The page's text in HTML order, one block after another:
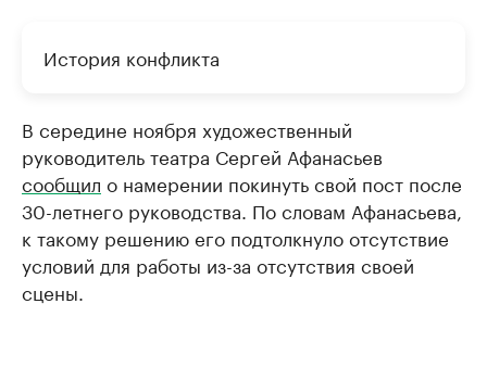
История конфликта
В середине ноября художественный
руководитель театра Сергей Афанасьев
сообщил о намерении покинуть свой пост после
30-летнего руководства. По словам Афанасьева,
к такому решению его подтолкнуло отсутствие
условий для работы из-за отсутствия своей
сцены.